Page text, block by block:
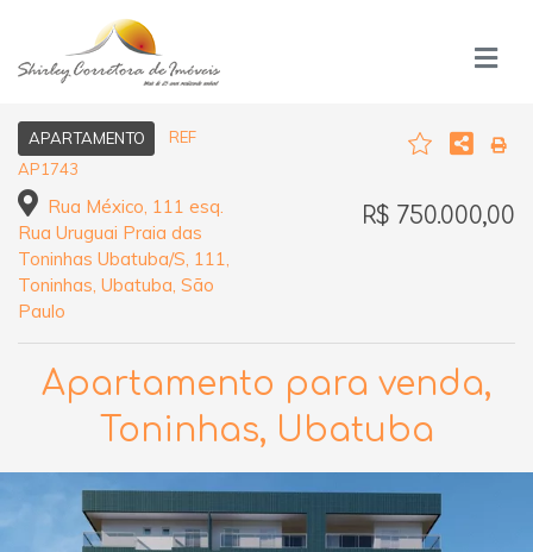
APARTAMENTO
REF
AP1743
Rua México, 111 esq.
Rua Uruguai Praia das
Toninhas Ubatuba/S, 111,
Toninhas, Ubatuba, São
Paulo
R$ 750.000,00
Apartamento para venda,
Toninhas, Ubatuba